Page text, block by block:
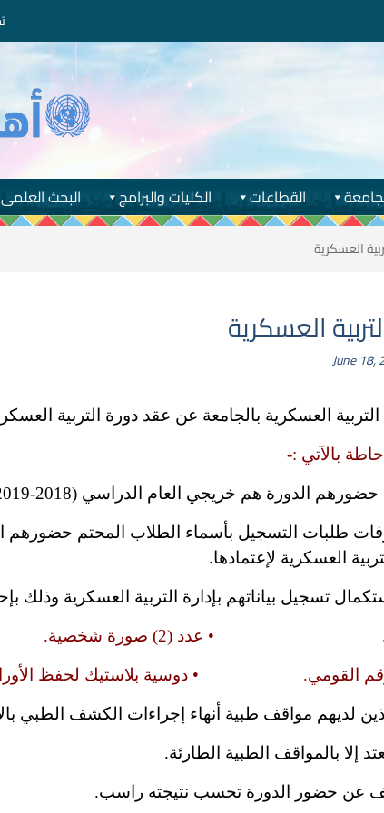
البحث العلمى الكليات والبرامج القطاعات
العسكرية
العسكرية
June 18,
العسكرية بالجامعة عن عقد دورة التربية العسكرية رقم (2) المقرر عقدها خلال الفترة من (6/7/
بالآتي :-
العسكرية لإعتمادها.
• عدد (2) صورة شخصية.
القومي. • دوسية بلاستيك لحفظ